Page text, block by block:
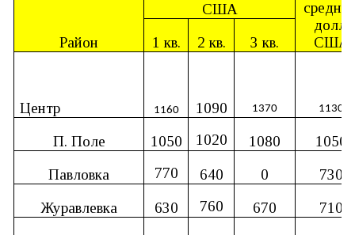
Район
США
долл.
США
1 кв. 2 кв. 3 кв.
Центр 1160 1090 1370 1130
П. Поле 1050 1020 1080
1050
Павловка
770 640 0
730
Журавлевка
630 760 670
710